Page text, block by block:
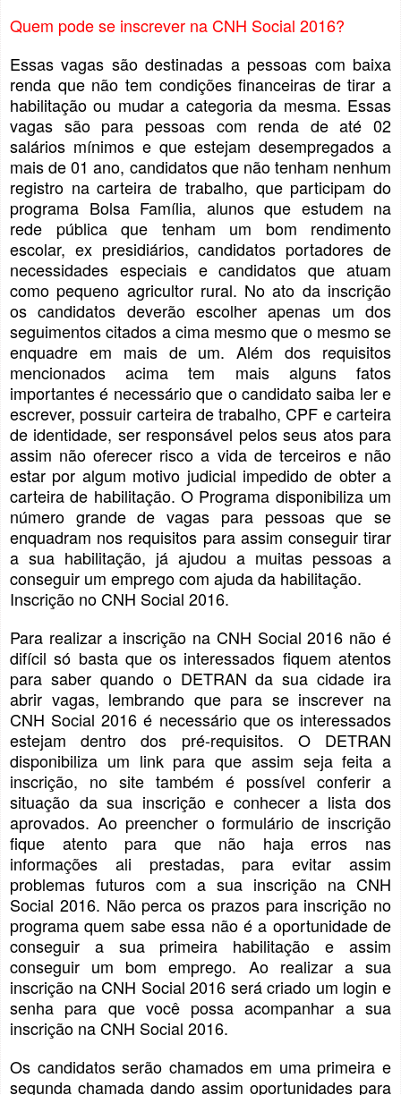
Quem pode se inscrever na CNH Social 2016?
Essas vagas são destinadas a pessoas com baixa
renda que não tem condições financeiras de tirar a
habilitação ou mudar a categoria da mesma. Essas
vagas são para pessoas com renda de até 02
salários mínimos e que estejam desempregados a
mais de 01 ano, candidatos que não tenham nenhum
registro na carteira de trabalho, que participam do
programa Bolsa Família, alunos que estudem na
rede pública que tenham um bom rendimento
escolar, ex presidiários, candidatos portadores de
necessidades especiais e candidatos que atuam
como pequeno agricultor rural. No ato da inscrição
os candidatos deverão escolher apenas um dos
seguimentos citados a cima mesmo que o mesmo se
enquadre em mais de um. Além dos requisitos
mencionados acima tem mais alguns fatos
importantes é necessário que o candidato saiba ler e
escrever, possuir carteira de trabalho, CPF e carteira
de identidade, ser responsável pelos seus atos para
assim não oferecer risco a vida de terceiros e não
estar por algum motivo judicial impedido de obter a
carteira de habilitação. O Programa disponibiliza um
número grande de vagas para pessoas que se
enquadram nos requisitos para assim conseguir tirar
a sua habilitação, já ajudou a muitas pessoas a
conseguir um emprego com ajuda da habilitação.
Inscrição no CNH Social 2016.
Para realizar a inscrição na CNH Social 2016 não é
difícil só basta que os interessados fiquem atentos
para saber quando o DETRAN da sua cidade ira
abrir vagas, lembrando que para se inscrever na
CNH Social 2016 é necessário que os interessados
estejam dentro dos pré-requisitos. O DETRAN
disponibiliza um link para que assim seja feita a
inscrição, no site também é possível conferir a
situação da sua inscrição e conhecer a lista dos
aprovados. Ao preencher o formulário de inscrição
fique atento para que não haja erros nas
informações ali prestadas, para evitar assim
problemas futuros com a sua inscrição na CNH
Social 2016. Não perca os prazos para inscrição no
programa quem sabe essa não é a oportunidade de
conseguir a sua primeira habilitação e assim
conseguir um bom emprego. Ao realizar a sua
inscrição na CNH Social 2016 será criado um login e
senha para que você possa acompanhar a sua
inscrição na CNH Social 2016.
Os candidatos serão chamados em uma primeira e
segunda chamada dando assim oportunidades para